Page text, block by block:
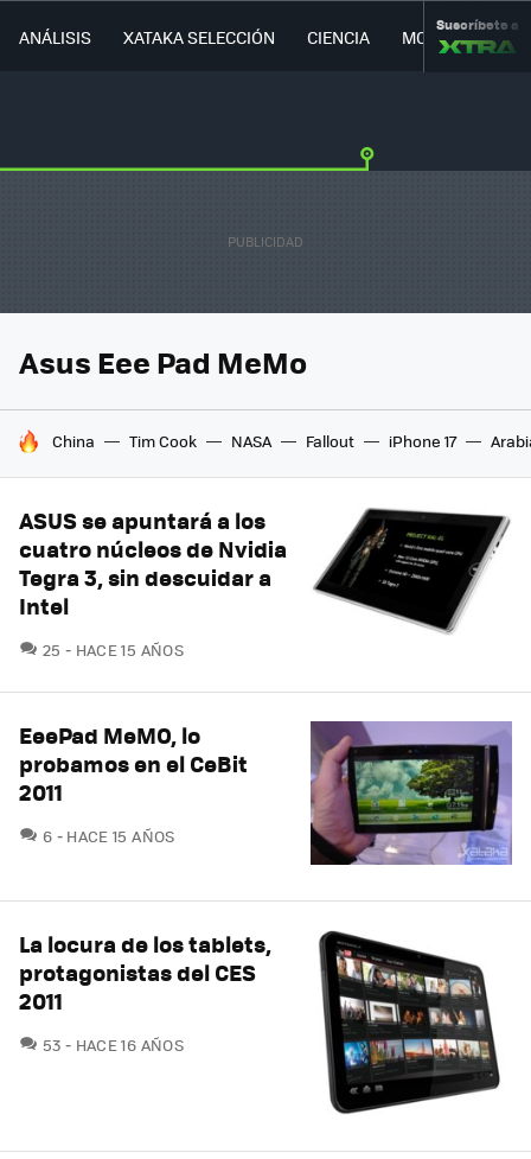
ANÁLISIS XATAKA SELECCIÓN CIENCIA MOVILIDAD
Suscríbete a
Asus Eee Pad MeMo
HOY SE HABLA DE
China Tim Cook NASA Fallout iPhone 17
ASUS se apuntará a los
cuatro núcleos de Nvidia
Tegra 3, sin descuidar a
Intel
25 COMENTARIOS
HACE 15 AÑOS
EeePad MeMO, lo
probamos en el CeBit
2011
6 COMENTARIOS
HACE 15 AÑOS
La locura de los tablets,
protagonistas del CES
2011
53 COMENTARIOS
HACE 16 AÑOS